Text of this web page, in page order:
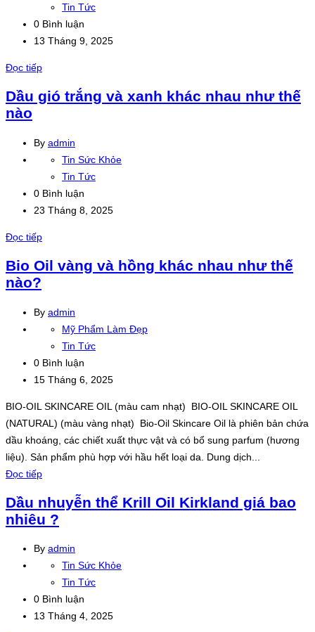
Tin Tức
0 Bình luận
13 Tháng 9, 2025
Đọc tiếp
Dầu gió trắng và xanh khác nhau như thế
nào
By admin
Tin Sức Khỏe
Tin Tức
0 Bình luận
23 Tháng 8, 2025
Đọc tiếp
Bio Oil vàng và hồng khác nhau như thế
nào?
By admin
Mỹ Phẩm Làm Đẹp
Tin Tức
0 Bình luận
15 Tháng 6, 2025
BIO-OIL SKINCARE OIL (màu cam nhạt) BIO-OIL SKINCARE OIL
(NATURAL) (màu vàng nhạt) Bio-Oil Skincare Oil là phiên bản chứa
dầu khoáng, các chiết xuất thực vật và có bổ sung parfum (hương
liệu). Sản phẩm phù hợp với hầu hết loại da. Dung dịch...
Đọc tiếp
Dầu nhuyễn thể Krill Oil Kirkland giá bao
nhiêu ?
By admin
Tin Sức Khỏe
Tin Tức
0 Bình luận
13 Tháng 4, 2025